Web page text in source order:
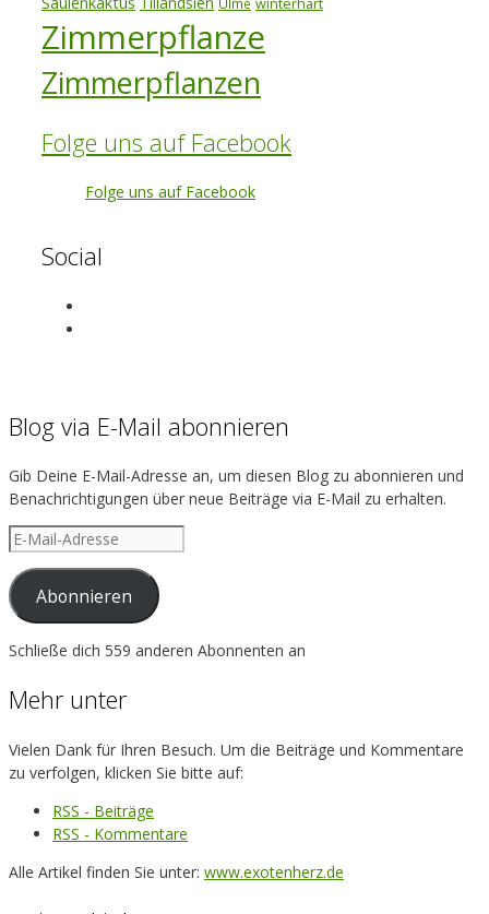
Zimmerpflanze
Zimmerpflanzen
Folge uns auf Facebook
Folge uns auf Facebook
Social
Instagram
Blog via E-Mail abonnieren
Gib Deine E-Mail-Adresse an, um diesen Blog zu abonnieren und
Benachrichtigungen über neue Beiträge via E-Mail zu erhalten.
E-
Mail-
Adresse
Abonnieren
Schließe dich 559 anderen Abonnenten an
Mehr unter
Vielen Dank für Ihren Besuch. Um die Beiträge und Kommentare
zu verfolgen, klicken Sie bitte auf:
RSS - Beiträge
RSS - Kommentare
Alle Artikel finden Sie unter: www.exotenherz.de